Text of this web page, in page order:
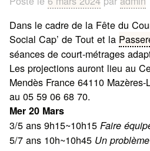
Dans le cadre de la Fête du
Social Cap’ de Tout et la
séances de court-métrages
Les projections auront lieu au
Mendès France 64110
au 05 59 06 68 70.
Mer 20 Mars
3/5 ans 9h15~10h15Faire
5/7 ans 10h~10h45 Un